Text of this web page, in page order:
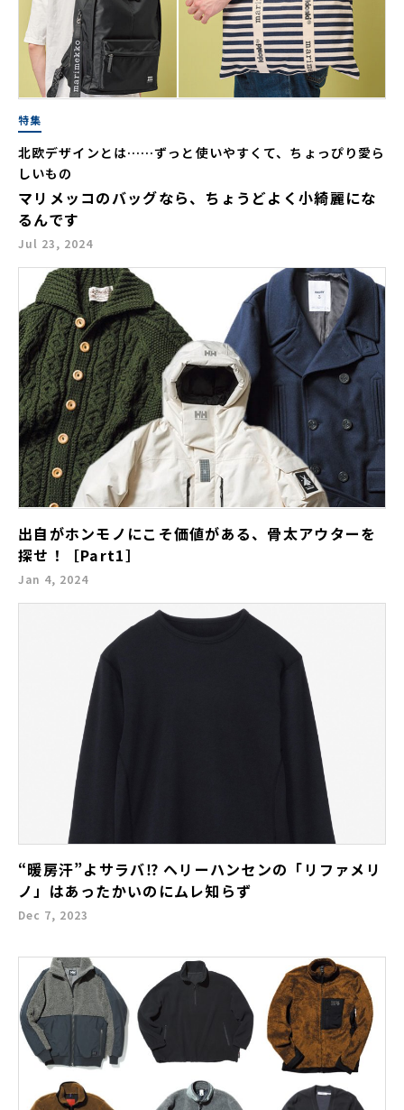
特集
北欧デザインとは……ずっと使いやすくて、ちょっぴり愛ら
しいもの
マリメッコのバッグなら、ちょうどよく小綺麗にな
るんです
Jul 23, 2024
出自がホンモノにこそ価値がある、骨太アウターを
探せ！［Part1］
Jan 4, 2024
“暖房汗”よサラバ⁉︎ ヘリーハンセンの「リファメリ
ノ」はあったかいのにムレ知らず
Dec 7, 2023